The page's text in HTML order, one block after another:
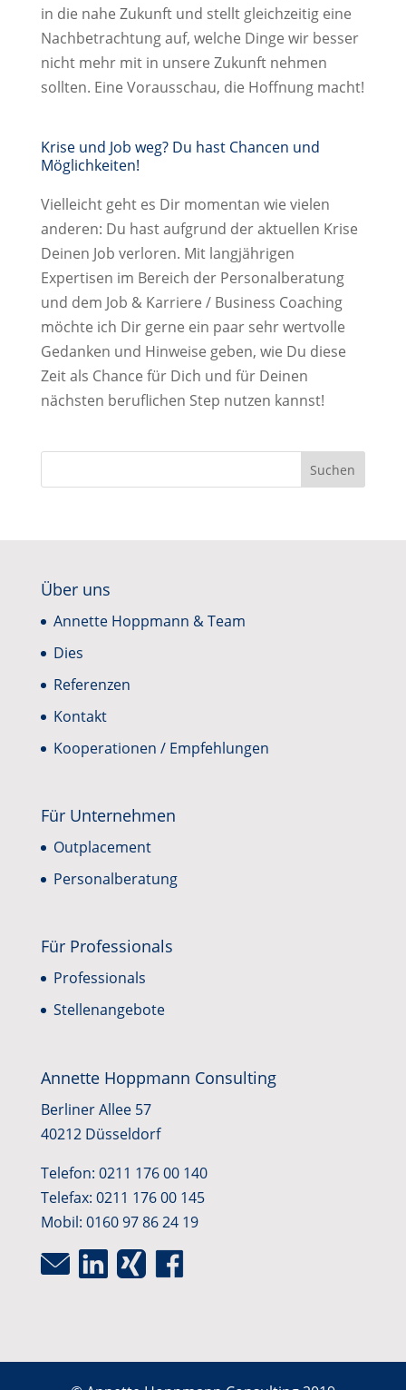
in die nahe Zukunft und stellt gleichzeitig eine
Nachbetrachtung auf, welche Dinge wir besser
nicht mehr mit in unsere Zukunft nehmen
sollten. Eine Vorausschau, die Hoffnung macht!
Krise und Job weg? Du hast Chancen und
Möglichkeiten!
Vielleicht geht es Dir momentan wie vielen
anderen: Du hast aufgrund der aktuellen Krise
Deinen Job verloren. Mit langjährigen
Expertisen im Bereich der Personalberatung
und dem Job & Karriere / Business Coaching
möchte ich Dir gerne ein paar sehr wertvolle
Gedanken und Hinweise geben, wie Du diese
Zeit als Chance für Dich und für Deinen
nächsten beruflichen Step nutzen kannst!
Über uns
Annette Hoppmann & Team
Dies
Referenzen
Kontakt
Kooperationen / Empfehlungen
Für Unternehmen
Outplacement
Personalberatung
Für Professionals
Professionals
Stellenangebote
Annette Hoppmann Consulting
Berliner Allee 57
40212 Düsseldorf
Telefon: 0211 176 00 140
Telefax: 0211 176 00 145
Mobil: 0160 97 86 24 19